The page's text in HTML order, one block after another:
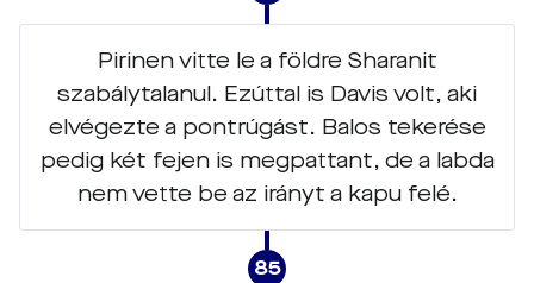
Pirinen vitte le a földre Sharanit
szabálytalanul. Ezúttal is Davis volt, aki
elvégezte a pontrúgást. Balos tekerése
pedig két fejen is megpattant, de a labda
nem vette be az irányt a kapu felé.
85